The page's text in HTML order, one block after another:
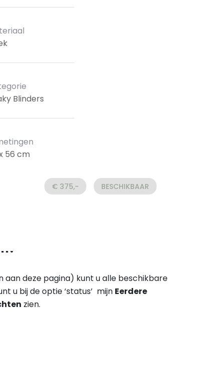
Blinders
56 cm
€ 375,- BESCHIKBAAR
aan deze pagina) kunt u alle beschikbare
u bij de optie ‘status’ mijn Eerdere
zien.